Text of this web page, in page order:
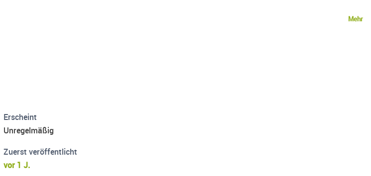
Mehr
Erscheint
Unregelmäßig
Zuerst veröffentlicht
vor 1 J.